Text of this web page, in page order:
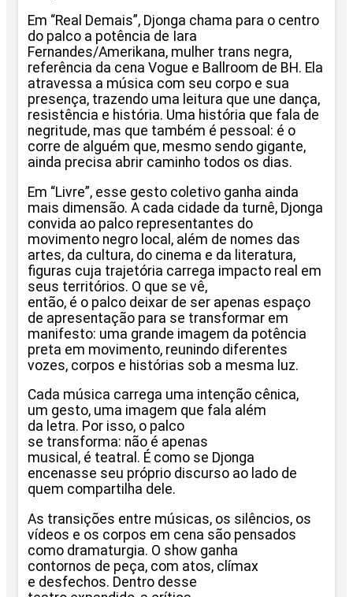
Em “Real Demais”, Djonga chama para o centro
do palco a potência de Iara
Fernandes/Amerikana, mulher trans negra,
referência da cena Vogue e Ballroom de BH. Ela
atravessa a música com seu corpo e sua
presença, trazendo uma leitura que une dança,
resistência e história. Uma história que fala de
negritude, mas que também é pessoal: é o
corre de alguém que, mesmo sendo gigante,
ainda precisa abrir caminho todos os dias.
Em “Livre”, esse gesto coletivo ganha ainda
mais dimensão. A cada cidade da turnê, Djonga
convida ao palco representantes do
movimento negro local, além de nomes das
artes, da cultura, do cinema e da literatura,
ﬁguras cuja trajetória carrega impacto real em
seus territórios. O que se vê,
então, é o palco deixar de ser apenas espaço
de apresentação para se transformar em
manifesto: uma grande imagem da potência
preta em movimento, reunindo diferentes
vozes, corpos e histórias sob a mesma luz.
Cada música carrega uma intenção cênica,
um gesto, uma imagem que fala além
da letra. Por isso, o palco
se transforma: não é apenas
musical, é teatral. É como se Djonga
encenasse seu próprio discurso ao lado de
quem compartilha dele.
As transições entre músicas, os silêncios, os
vídeos e os corpos em cena são pensados
como dramaturgia. O show ganha
contornos de peça, com atos, clímax
e desfechos. Dentro desse